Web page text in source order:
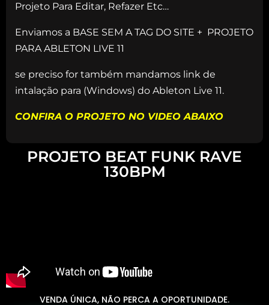
Projeto Para Editar, Refazer Etc…
Enviamos a BASE SEM A TAG DO SITE + PROJETO
PARA ABLETON LIVE 11
se preciso for também mandamos link de
intalação para (Windows) do Ableton Live 11.
CONFIRA O PROJETO NO VIDEO ABAIXO
PROJETO BEAT FUNK RAVE
130BPM
VENDA ÚNICA, NÃO PERCA A OPORTUNIDADE.